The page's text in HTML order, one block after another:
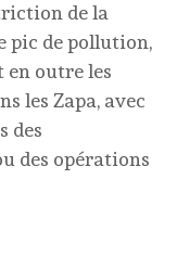
de la
pic de pollution,
en outre les
les Zapa, avec
des
des opérations